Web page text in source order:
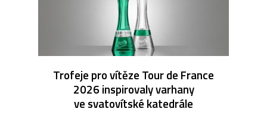
Trofeje pro vítěze Tour de France
2026 inspirovaly varhany
ve svatovítské katedrále